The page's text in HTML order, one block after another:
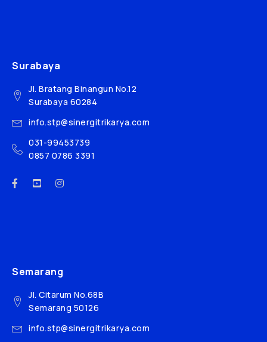
Surabaya
Jl. Bratang Binangun No.12
Surabaya 60284
info.stp@sinergitrikarya.com
031-99453739
0857 0786 3391
Semarang
Jl. Citarum No.68B
Semarang 50126
info.stp@sinergitrikarya.com